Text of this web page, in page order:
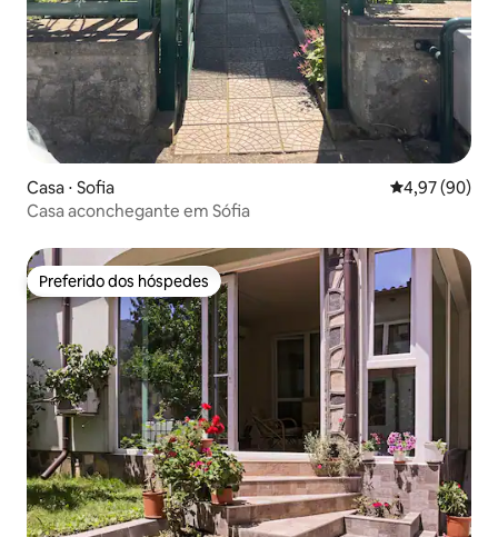
Casa ⋅ Sofia 4,97 de uma
4,97 (90)
Casa aconchegante em Sófia
Preferido dos hóspedes
Preferido dos hóspedes